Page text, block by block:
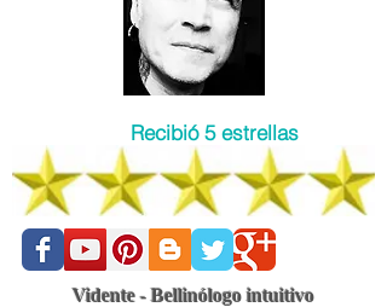
Recibió 5 estrellas
Vidente - Bellinólogo intuitivo